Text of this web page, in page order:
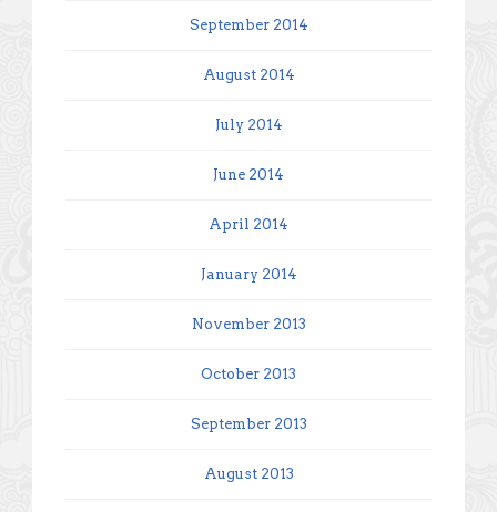
September 2014
August 2014
July 2014
June 2014
April 2014
January 2014
November 2013
October 2013
September 2013
August 2013